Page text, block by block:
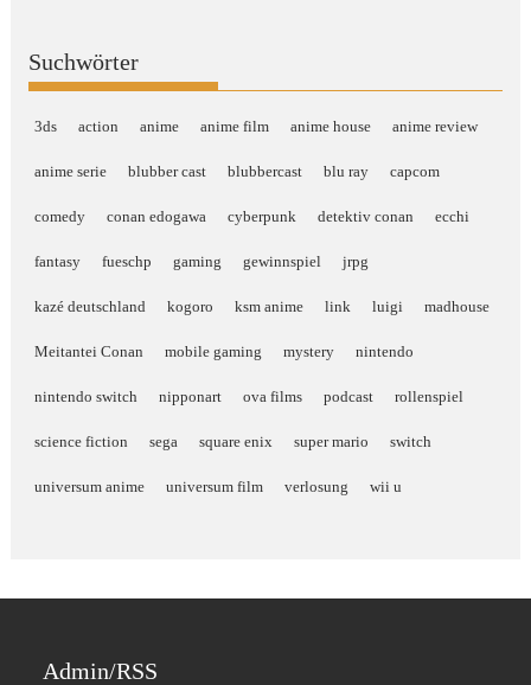
Suchwörter
3ds action anime anime film anime house anime review
anime serie blubber cast blubbercast blu ray capcom
comedy conan edogawa cyberpunk detektiv conan ecchi
fantasy fueschp gaming gewinnspiel jrpg
kazé deutschland kogoro ksm anime link luigi madhouse
Meitantei Conan mobile gaming mystery nintendo
nintendo switch nipponart ova films podcast rollenspiel
science fiction sega square enix super mario switch
universum anime universum film verlosung wii u
Admin/RSS